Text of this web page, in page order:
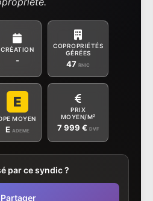
CRÉATION
-
COPROPRIÉTÉS
GÉRÉES
47 RNIC
E
MOYEN
E ADEME
PRIX
MOYEN/M²
7 999 € DVF
par ce syndic ?
Partager